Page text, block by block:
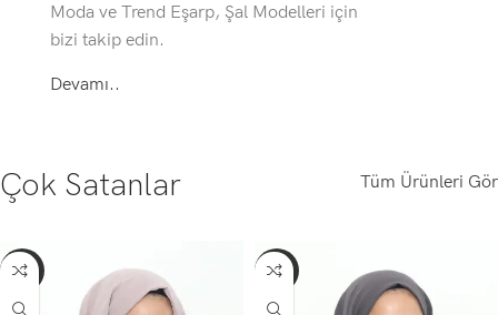
Moda ve Trend Eşarp, Şal Modelleri için
bizi takip edin.
Devamı..
Çok Satanlar Tüm Ürünleri Gör
-56% -56%